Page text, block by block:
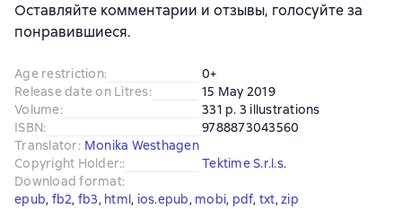
Оставляйте комментарии и отзывы, голосуйте за
понравившиеся.
Age restriction:
0+
Release date on Litres:
15 May 2019
Volume:
331 p. 3 illustrations
ISBN:
9788873043560
Translator: Monika Westhagen
Copyright Holder::
Tektime S.r.l.s.
Download format:
epub, fb2, fb3, html, ios.epub, mobi, pdf, txt, zip